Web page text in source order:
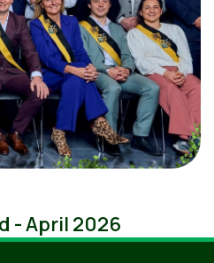
- April 2026